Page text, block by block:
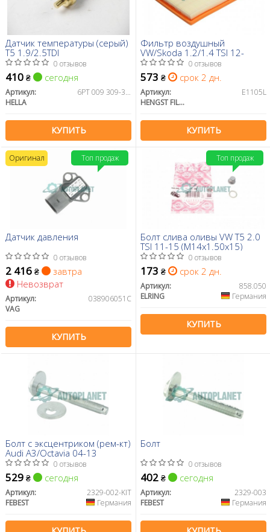
Датчик температуры (серый)
T5 1.9/2.5TDI
0 отзывов
410 ₴ сегодня
Артикул:
6PT 009 309-331
HELLA
КУПИТЬ
Фильтр воздушный
VW/Skoda 1.2/1.4 TSI 12-
0 отзывов
573 ₴ срок 2 дн.
Артикул:
E1105L
HENGST FILTER
КУПИТЬ
Датчик давления
0 отзывов
2 416 ₴
завтра
Невозврат
Артикул:
038906051C
VAG
КУПИТЬ
Топ продаж
Оригинал
Болт слива оливы VW T5 2.0
TSI 11-15 (M14x1.50x15)
0 отзывов
173 ₴ срок 2 дн.
Артикул:
858.050
ELRING
Германия
КУПИТЬ
Топ продаж
Болт с эксцентриком (рем-кт)
Audi A3/Octavia 04-13
0 отзывов
529 ₴ сегодня
Артикул:
2329-002-KIT
FEBEST
Германия
Болт
0 отзывов
402 ₴ сегодня
Артикул:
2329-003
FEBEST
Германия